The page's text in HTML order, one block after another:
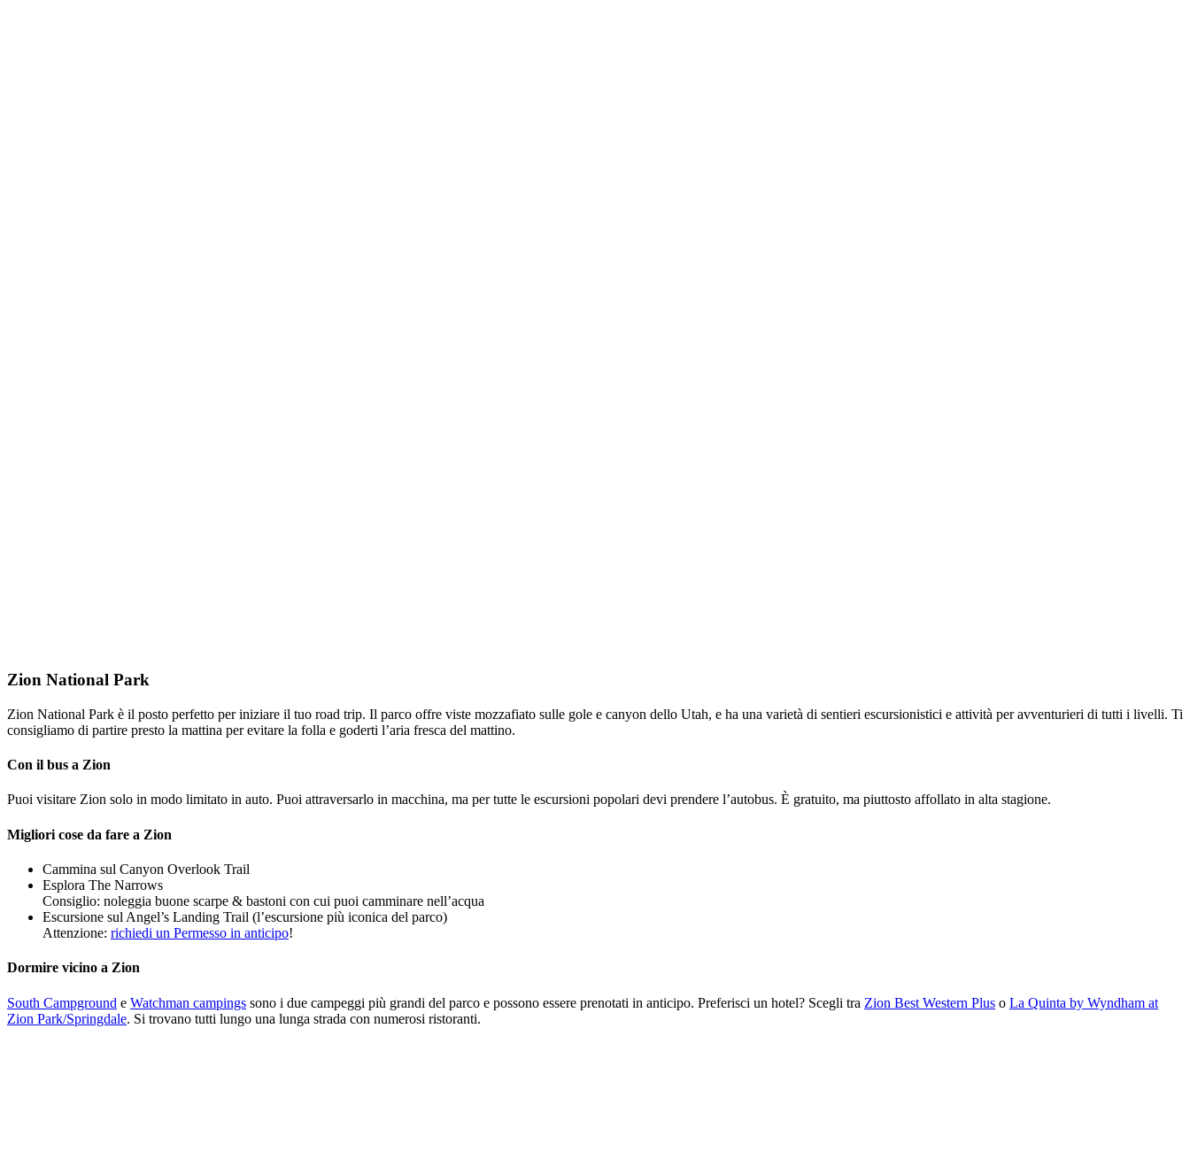
Zion National Park
Zion National Park è il posto perfetto per iniziare il tuo road trip. Il parco offre viste mozzafiato sulle gole e canyon dello Utah, e ha una varietà di sentieri escursionistici e attività per avventurieri di tutti i livelli. Ti
consigliamo di partire presto la mattina per evitare la folla e goderti l’aria fresca del mattino.
Con il bus a Zion
Puoi visitare Zion solo in modo limitato in auto. Puoi attraversarlo in macchina, ma per tutte le escursioni popolari devi prendere l’autobus. È gratuito, ma piuttosto affollato in alta stagione.
Migliori cose da fare a Zion
Cammina sul Canyon Overlook Trail
Esplora The Narrows
Consiglio: noleggia buone scarpe & bastoni con cui puoi camminare nell’acqua
Escursione sul Angel’s Landing Trail (l’escursione più iconica del parco)
Attenzione: richiedi un Permesso in anticipo!
Dormire vicino a Zion
South Campground e Watchman campings sono i due campeggi più grandi del parco e possono essere prenotati in anticipo. Preferisci un hotel? Scegli tra Zion Best Western Plus o La Quinta by Wyndham at
Zion Park/Springdale. Si trovano tutti lungo una lunga strada con numerosi ristoranti.